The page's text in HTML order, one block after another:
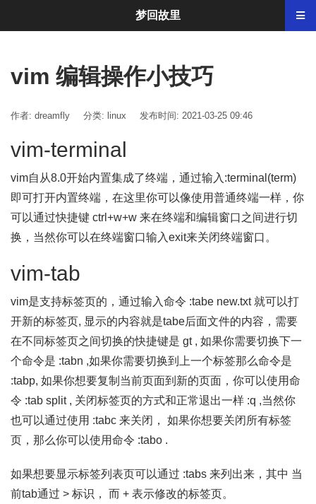
vim 编辑操作小技巧
作者: dreamfly 分类: linux 发布时间: 2021-03-25 09:46
vim-terminal
vim自从8.0开始内置集成了终端，通过输入:terminal(term)
即可打开内置终端，在这里你可以像使用普通终端一样，你
可以通过快捷键 ctrl+w+w 来在终端和编辑窗口之间进行切
换，当然你可以在终端窗口输入exit来关闭终端窗口。
vim-tab
vim是支持标签页的，通过输入命令 :tabe new.txt 就可以打
开新的标签页, 显示的内容就是tabe后面文件的内容，需要
在不同标签页之间切换的快捷键是 gt , 如果你需要切换下一
个命令是 :tabn ,如果你需要切换到上一个标签那么命令是
:tabp, 如果你想要复制当前页面到新的页面，你可以使用命
令 :tab split , 关闭标签页的方式和正常退出一样 :q ,当然你
也可以通过使用 :tabc 来关闭， 如果你想要关闭所有标签
页，那么你可以使用命令 :tabo .
如果想要显示标签列表页可以通过 :tabs 来列出来，其中 当
前tab通过 > 标识， 而 + 表示修改的标签页。
梦回故里